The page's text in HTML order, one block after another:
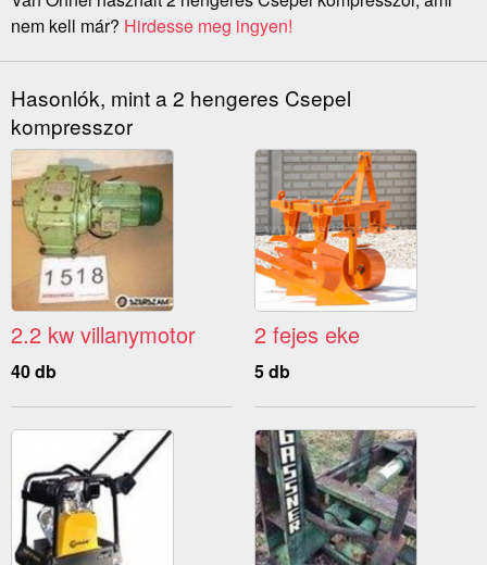
nem kell már? Hirdesse meg ingyen!
Hasonlók, mint a 2 hengeres Csepel
kompresszor
2.2 kw villanymotor
40 db
2 fejes eke
5 db